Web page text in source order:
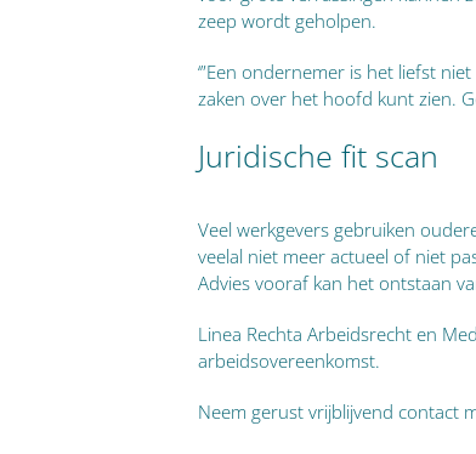
zeep wordt geholpen.
‘”Een ondernemer is het liefst
zaken over het hoofd kunt zien.
Juridische fit scan
Veel werkgevers gebruiken
veelal niet meer actueel of niet
Advies vooraf kan het ontstaan
Linea Rechta Arbeidsrecht en
arbeidsovereenkomst.
Neem gerustvrijblijvend contact